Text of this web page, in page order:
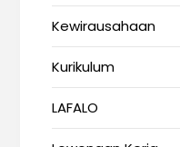
Kewirausahaan
Kurikulum
LAFALO